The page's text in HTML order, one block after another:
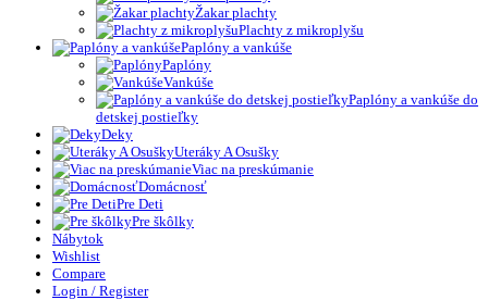
Žakar plachty
Plachty z mikroplyšu
Paplóny a vankúše
Paplóny
Vankúše
Paplóny a vankúše do
detskej postieľky
Deky
Uteráky A Osušky
Viac na preskúmanie
Domácnosť
Pre Deti
Pre škôlky
Nábytok
Wishlist
Compare
Login / Register